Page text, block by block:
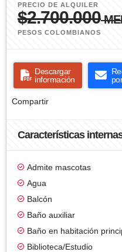
PRECIO DE ALQUILER
$2.700.000
PESOS COLOMBIANOS
Descargar
información
Compartir
Características
Admite mascotas
Agua
Balcón
Baño auxiliar
Baño en habitación
Biblioteca/Estudio